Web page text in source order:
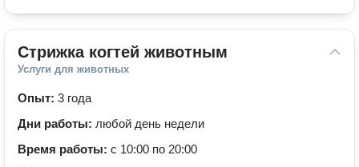
Стрижка когтей животным
Услуги для животных
Опыт: 3 года
Дни работы: любой день недели
Время работы: с 10:00 по 20:00